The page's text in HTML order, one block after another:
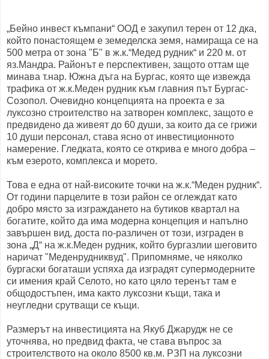
„Бейно инвест къмпани“ ООД е закупил терен от 12 дка,
който понастоящем е земеделска земя, намираща се на
500 метра от зона "Б" в ж.к.“Медед рудник“ и 220 м. от
яз.Мандра. Районът е перспективен, защото оттам ще
минава т.нар. Южна дъга на Бургас, която ще извежда
трафика от ж.к.Меден рудник към главния път Бургас-
Созопол. Очевидно концепцията на проекта е за
луксозно строителство на затворен комплекс, защото е
предвидено да живеят до 60 души, за които да се грижи
10 души персонал, става ясно от инвестиционното
намерение. Гледката, която се открива е много добра –
към езерото, комплекса и морето.
Това е една от най-високите точки на ж.к.“Меден рудник“.
От години парцелите в този район се оглеждат като
добро място за изграждането на бутиков квартал на
богатите, който да има модерна концепция и напълно
завършен вид, доста по-различен от този, изграден в
зона „Д“ на ж.к.Меден рудник, който бургазлии шеговито
наричат "Меденрудниквуд". Припомняме, че няколко
бургаски богаташи успяха да изградят супермодерните
си имения край Селото, но като цяло теренът там е
общодостъпен, има както луксозни къщи, така и
неугледни срутващи се къщи.
Размерът на инвестицията на Якуб Джарудж не се
уточнява, но предвид факта, че става въпрос за
строителството на около 8500 кв.м. РЗП на луксозни